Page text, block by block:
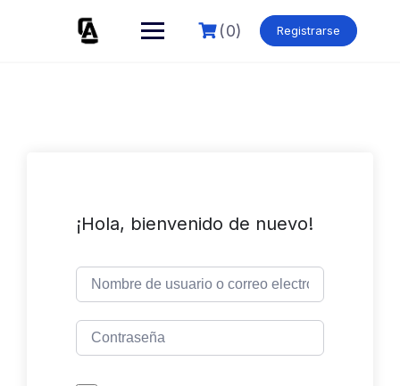
(0) Registrarse
¡Hola, bienvenido de nuevo!